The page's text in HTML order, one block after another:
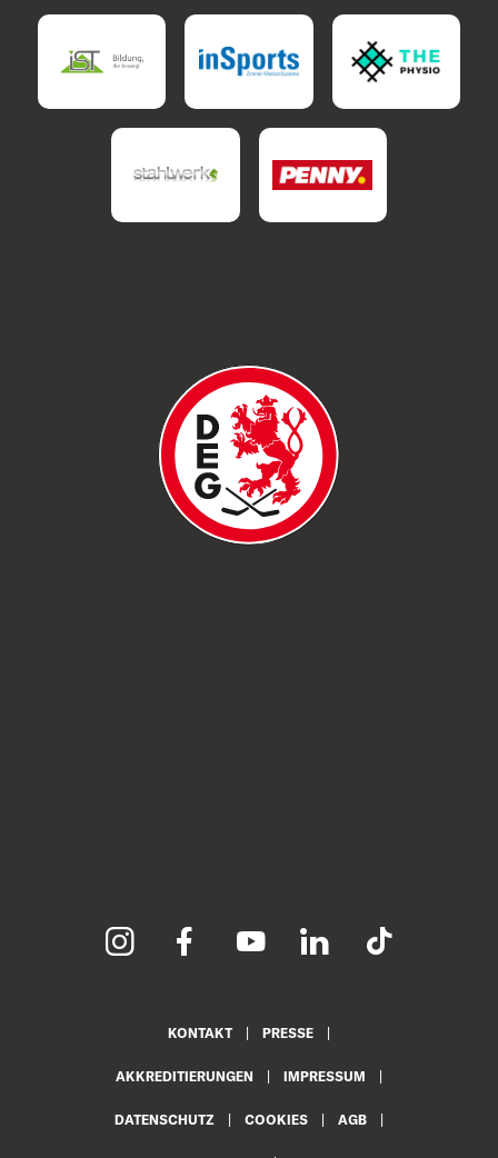
KONTAKT PRESSE
AKKREDITIERUNGEN IMPRESSUM
DATENSCHUTZ COOKIES AGB